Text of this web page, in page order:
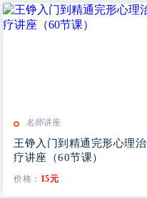
名师讲座
王铮入门到精通完形心理治
疗讲座（60节课）
价格： 15元